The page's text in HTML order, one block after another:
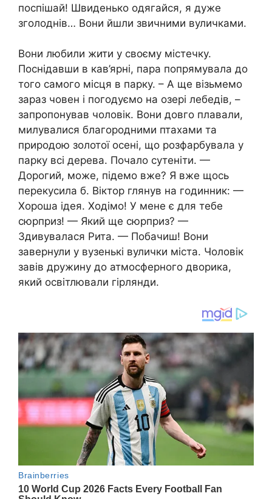
поспішай! Швиденько одягайся, я дуже
зголоднів… Вони йшли звичними вуличками.
Вони любили жити у своєму містечку.
Поснідавши в кав’ярні, пара попрямувала до
того самого місця в парку. – А ще візьмемо
зараз човен і погодуємо на озері лебедів, –
запропонував чоловік. Вони довго плавали,
милувалися благородними птахами та
природою золотої осені, що розфарбувала у
парку всі дерева. Почало сутеніти. —
Дорогий, може, підемо вже? Я вже щось
перекусила б. Віктор глянув на годинник: —
Хороша ідея. Ходімо! У мене є для тебе
сюрприз! — Який ще сюрприз? —
Здивувалася Рита. — Побачиш! Вони
завернули у вузенькі вулички міста. Чоловік
завів дружину до атмосферного дворика,
який освітлювали гірлянди.